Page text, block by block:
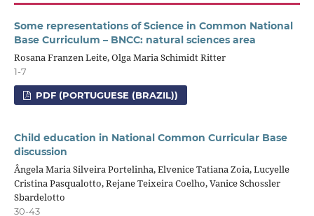
Some representations of Science in Common National
Base Curriculum – BNCC: natural sciences area
Rosana Franzen Leite, Olga Maria Schimidt Ritter
1-7
PDF (PORTUGUESE (BRAZIL))
Child education in National Common Curricular Base
discussion
Ângela Maria Silveira Portelinha, Elvenice Tatiana Zoia, Lucyelle
Cristina Pasqualotto, Rejane Teixeira Coelho, Vanice Schossler
Sbardelotto
30-43